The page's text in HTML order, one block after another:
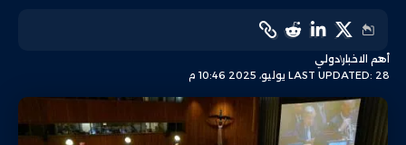
LAST UPDATED: 28 يوليو، 2025 10:46 م
أهم الاخباردولي